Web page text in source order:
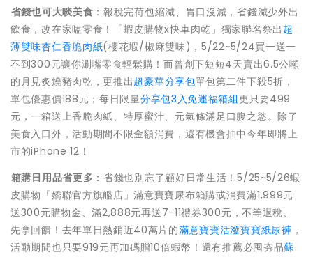
省錢也可大啖美食 ：報稅完荷包縮減、胃口沒減，省錢減少外出
飲食，改在家嗑零食！「蝦皮購物x快車肉乾」獨家聯名祭出 超
薄雙味杏仁香脆肉紙(櫻花蝦/椒麻雙味)，5/22~5/24買一送一
不到300元讓你涮嘴零食輕鬆購！而曾創下短短4天賣出6.5公噸
的月見炙燒豬肉乾，更推出超豪華分享包單包第二件下殺5折，
單包優惠價188元；每日限量分享包3入免運福箱組更只要499
元，一箱送上香脆肉紙、特厚蜜汁、元氣條滿足口腹之慾。除了
美食入口外，活動期間不限金額消費，還有機會抽中今年即將上
市的iPhone 12！
箱購日用品省更多 ：省錢也別忘了顧好日常生活！5/25~5/26蝦
皮購物「嬌聯官方旗艦店」滿意寶寶尿布箱購或消費滿1,999元
送300元購物金、滿2,888元再送7-11禮券300元，不等退稅、
先拿回饋！去年單日熱銷近40萬片的滿意寶寶活潑寶寶紙尿褲 ，
活動期間也只要919元再加碼贈10倍蝦幣！還有推薦必囤夯品蘇